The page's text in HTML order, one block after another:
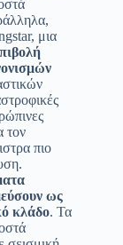
μια
τον
πιο
ως
κλάδο. Τα